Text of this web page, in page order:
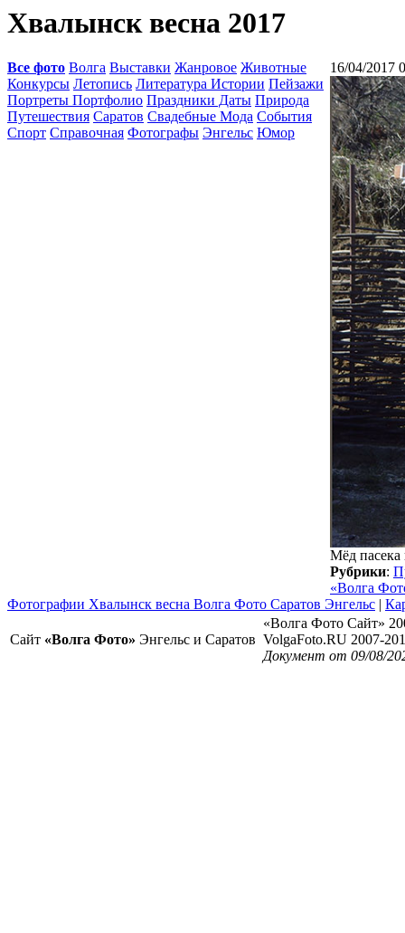
Хвалынск весна 2017
Все фото Волга Выставки Жанровое Животные
Конкурсы Летопись Литература Истории Пейзажи
Портреты Портфолио Праздники Даты Природа
Путешествия Саратов Свадебные Мода События
Спорт Справочная Фотографы Энгельс Юмор
16/04/2017
Мёд пасека
Рубрики:
«Волга
Фотографии Хвалынск весна Волга Фото Саратов Энгельс |
Сайт «Волга Фото» Энгельс и Саратов
«Волга Фото Сайт»
VolgaFoto.RU 2007-
Документ от 09/08/